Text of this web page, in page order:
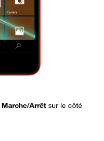
Marche/Arrêt sur le côté